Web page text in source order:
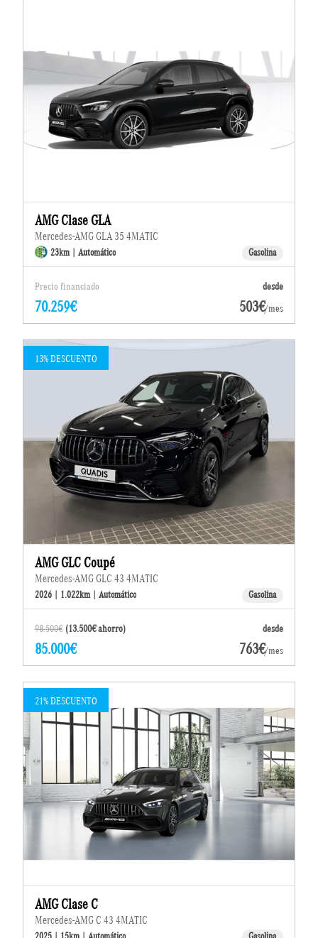
AMG Clase GLA
Mercedes-AMG GLA 35 4MATIC
23km | Automático Gasolina
Precio financiado desde
70.259€ 503€/mes
13% DESCUENTO
AMG GLC Coupé
Mercedes-AMG GLC 43 4MATIC
2026 | 1.022km | Automático Gasolina
98.500€ (13.500€ ahorro) desde
85.000€ 763€/mes
21% DESCUENTO
AMG Clase C
Mercedes-AMG C 43 4MATIC